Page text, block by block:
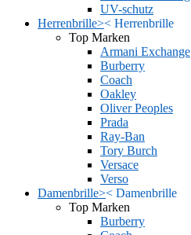
UV-schutz
Herrenbrille>< Herrenbrille
Top Marken
Armani Exchange
Burberry
Coach
Oakley
Oliver Peoples
Prada
Ray-Ban
Tory Burch
Versace
Verso
Damenbrille>< Damenbrille
Top Marken
Burberry